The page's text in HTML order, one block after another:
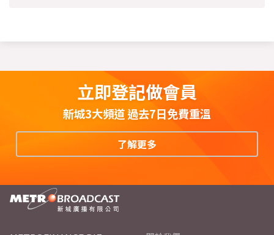
立即登記做會員
新城3大頻道 過去7日免費重溫
了解更多